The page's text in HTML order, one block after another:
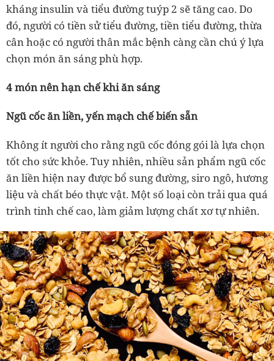
kháng insulin và tiểu đường tuýp 2 sẽ tăng cao. Do
đó, người có tiền sử tiểu đường, tiền tiểu đường, thừa
cân hoặc có người thân mắc bệnh càng cần chú ý lựa
chọn món ăn sáng phù hợp.
4 món nên hạn chế khi ăn sáng
Ngũ cốc ăn liền, yến mạch chế biến sẵn
Không ít người cho rằng ngũ cốc đóng gói là lựa chọn
tốt cho sức khỏe. Tuy nhiên, nhiều sản phẩm ngũ cốc
ăn liền hiện nay được bổ sung đường, siro ngô, hương
liệu và chất béo thực vật. Một số loại còn trải qua quá
trình tinh chế cao, làm giảm lượng chất xơ tự nhiên.